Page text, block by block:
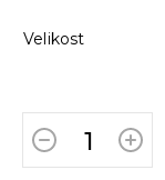
Velikost